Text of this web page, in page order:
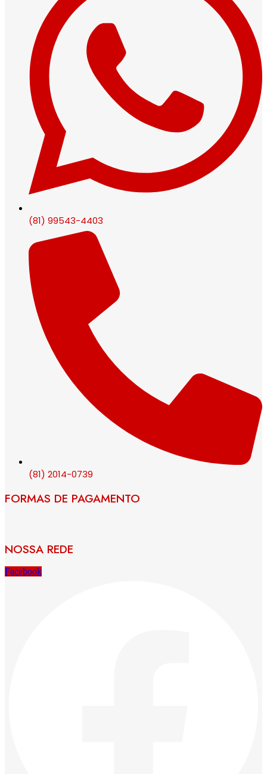
(81) 99543-4403
(81) 2014-0739
FORMAS DE PAGAMENTO
NOSSA REDE
Facebook